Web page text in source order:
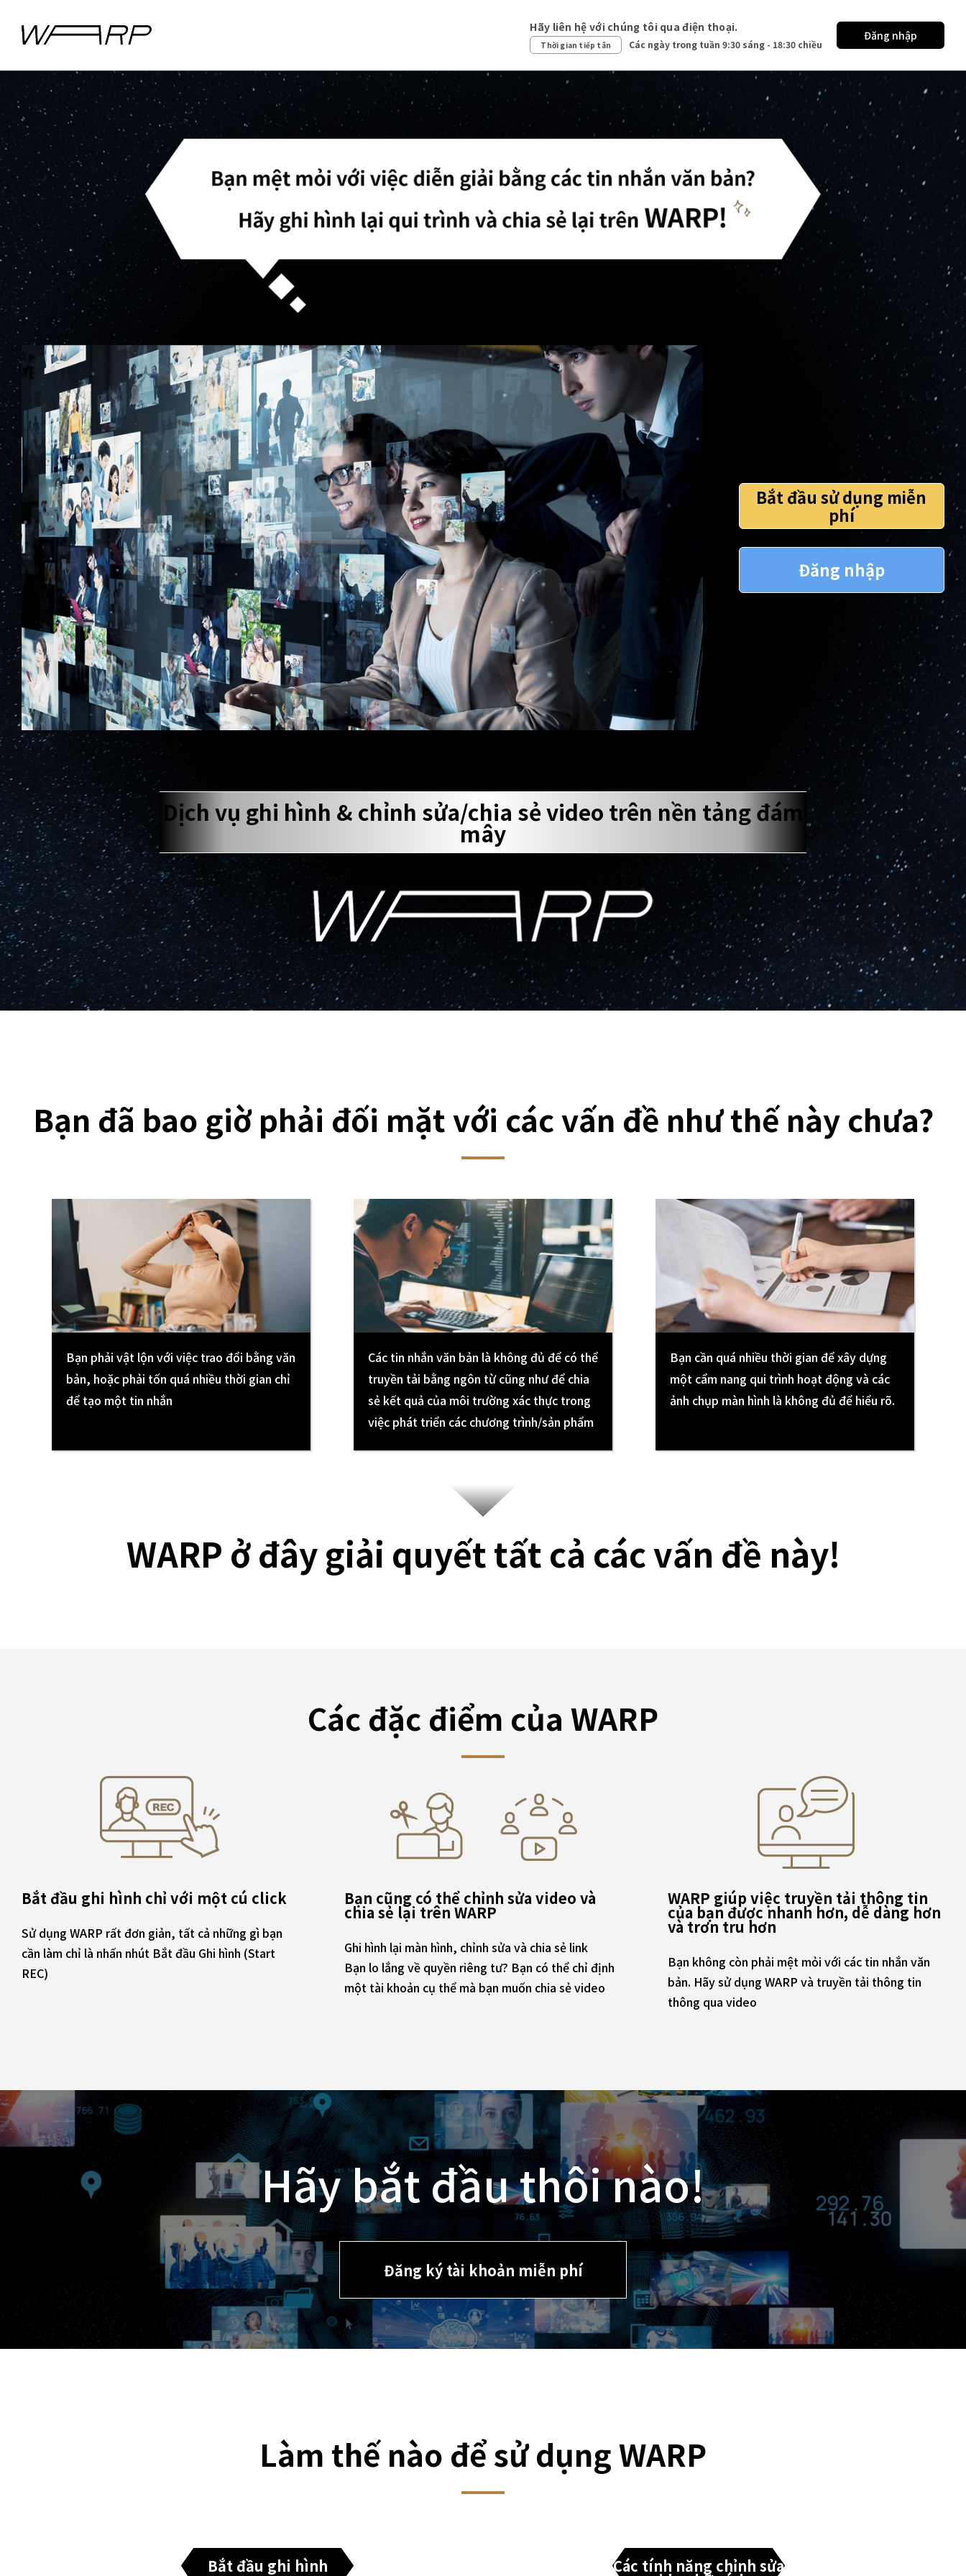
Hãy liên hệ với chúng tôi qua điện thoại.
Thời gian tiếp tân Các ngày trong tuần 9:30 sáng - 18:30 chiều
Đăng nhập
Bắt đầu sử dụng miễn
phí
Đăng nhập
Dịch vụ ghi hình & chỉnh sửa/chia sẻ video trên nền tảng đám
mây
Bạn đã bao giờ phải đối mặt với các vấn đề như thế này chưa?
Bạn phải vật lộn với việc trao đổi bằng văn
bản, hoặc phải tốn quá nhiều thời gian chỉ
để tạo một tin nhắn
Các tin nhắn văn bản là không đủ để có thể
truyền tải bằng ngôn từ cũng như để chia
sẻ kết quả của môi trường xác thực trong
việc phát triển các chương trình/sản phẩm
Bạn cần quá nhiều thời gian để xây dựng
một cẩm nang qui trình hoạt động và các
ảnh chụp màn hình là không đủ để hiểu rõ.
WARP ở đây giải quyết tất cả các vấn đề này!
Các đặc điểm của WARP
Bắt đầu ghi hình chỉ với một cú click
Sử dụng WARP rất đơn giản, tất cả những gì bạn
cần làm chỉ là nhấn nhút Bắt đầu Ghi hình (Start
REC)
Bạn cũng có thể chỉnh sửa video và
chia sẻ lại trên WARP
Ghi hình lại màn hình, chỉnh sửa và chia sẻ link
Bạn lo lắng về quyền riêng tư? Bạn có thể chỉ định
một tài khoản cụ thể mà bạn muốn chia sẻ video
WARP giúp việc truyền tải thông tin
của bạn được nhanh hơn, dễ dàng hơn
và trơn tru hơn
Bạn không còn phải mệt mỏi với các tin nhắn văn
bản. Hãy sử dụng WARP và truyền tải thông tin
thông qua video
Hãy bắt đầu thôi nào!
Đăng ký tài khoản miễn phí
Làm thế nào để sử dụng WARP
Bắt đầu ghi hình Các tính năng chỉnh sửa